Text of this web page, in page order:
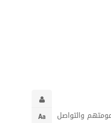
والتواصل